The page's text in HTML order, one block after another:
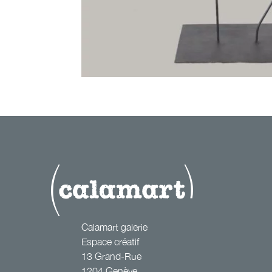
les 3
Calamart galerie
Espace créatif
13 Grand-Rue